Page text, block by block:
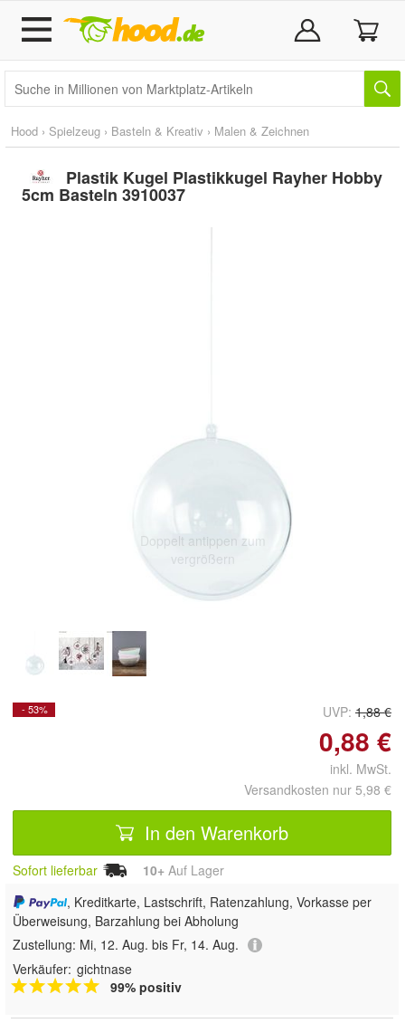
Hood › Spielzeug › Basteln & Kreativ › Malen & Zeichnen
Plastik Kugel Plastikkugel Rayher Hobby
5cm Basteln 3910037
Doppelt antippen zum
vergrößern
- 53% UVP: 1,88 €
0,88 €
inkl. MwSt.
Versandkosten nur 5,98 €
In den Warenkorb
Sofort lieferbar 10+ Auf Lager
, Kreditkarte, Lastschrift, Ratenzahlung, Vorkasse per
Überweisung, Barzahlung bei Abholung
Zustellung: Mi, 12. Aug. bis Fr, 14. Aug.
Verkäufer: gichtnase
99% positiv